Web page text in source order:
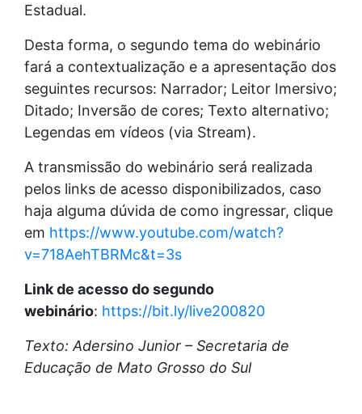
Estadual.
Desta forma, o segundo tema do webinário
fará a contextualização e a apresentação dos
seguintes recursos: Narrador; Leitor Imersivo;
Ditado; Inversão de cores; Texto alternativo;
Legendas em vídeos (via Stream).
A transmissão do webinário será realizada
pelos links de acesso disponibilizados, caso
haja alguma dúvida de como ingressar, clique
em https://www.youtube.com/watch?
v=718AehTBRMc&t=3s
Link de acesso do segundo
webinário: https://bit.ly/live200820
Texto: Adersino Junior – Secretaria de
Educação de Mato Grosso do Sul